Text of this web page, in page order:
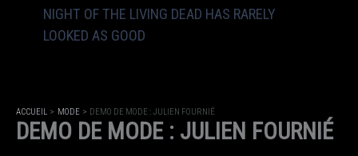
NIGHT OF THE LIVING DEAD HAS RARELY
LOOKED AS GOOD
ACCUEIL MODE DEMO DE MODE : JULIEN FOURNIÉ
DEMO DE MODE : JULIEN FOURNIÉ